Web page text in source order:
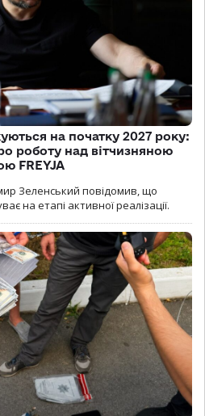
на початку 2027 року:
роботу над вітчизняною
FREYJA
Зеленський повідомив, що
на етапі активної реалізації.